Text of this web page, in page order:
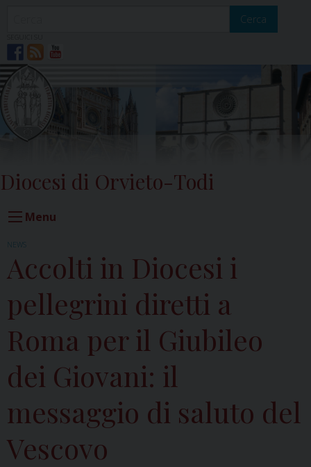
Cerca
Diocesi di Orvieto-Todi
Menu
NEWS
Accolti in Diocesi i
pellegrini diretti a
Roma per il Giubileo
dei Giovani: il
messaggio di saluto del
Vescovo